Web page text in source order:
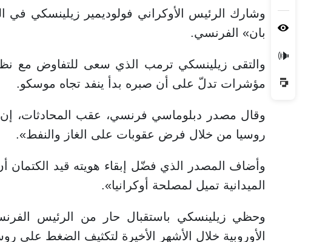
🔊
وشارك الرئيس الأوكراني فولوديمير زيلينسكي
بان» الفرنسي.
والتقى زيلينسكي ترمب الذي سعى للتفاوض مع
مؤشرات تدلّ على أن صبره بدأ ينفد تجاه موسكو.
وقال مصدر دبلوماسي فرنسي، عقب المحادثات، إن
روسيا من خلال فرض عقوبات على الغاز والنفط».
وأضاف المصدر الذي فضّل إبقاء هويته قيد الكتمان
الميدانية تميل لمصلحة أوكرانيا».
وحظي زيلينسكي باستقبال حار من الرئيس
الأوروبية خلال الأشهر الأخيرة لتكثيف الضغط على